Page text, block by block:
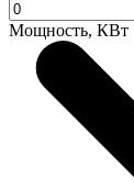
Мощность, КВт